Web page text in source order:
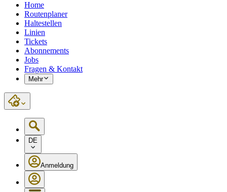
Home
Routenplaner
Haltestellen
Linien
Tickets
Abonnements
Jobs
Fragen & Kontakt
Mehr
DE
Anmeldung